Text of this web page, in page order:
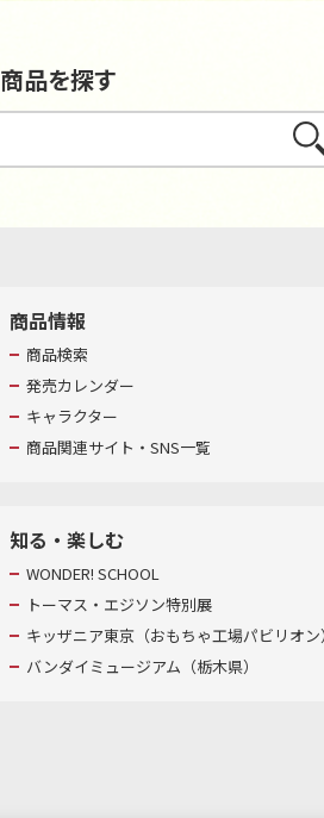
商品を探す
さが
商品情報
商品検索
発売カレンダー
キャラクター
商品関連サイト・SNS一覧
知る・楽しむ
WONDER! SCHOOL
トーマス・エジソン特別展
キッザニア東京（おもちゃ工場パビリオ
バンダイミュージアム（栃木県）